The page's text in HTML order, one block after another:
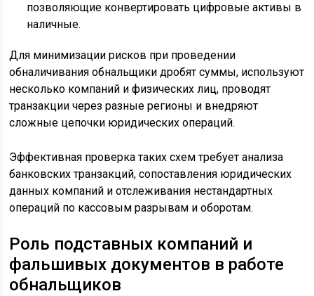
позволяющие конвертировать цифровые активы в
наличные.
Для минимизации рисков при проведении
обналичивания обнальщики дробят суммы, используют
несколько компаний и физических лиц, проводят
транзакции через разные регионы и внедряют
сложные цепочки юридических операций.
Эффективная проверка таких схем требует анализа
банковских транзакций, сопоставления юридических
данных компаний и отслеживания нестандартных
операций по кассовым разрывам и оборотам.
Роль подставных компаний и
фальшивых документов в работе
обнальщиков